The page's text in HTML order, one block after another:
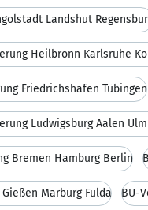
Landshut
Heilbronn Karlsruhe
Friedrichshafen Tübingen
Ludwigsburg Aalen
Bremen Hamburg Berlin
Marburg Fulda